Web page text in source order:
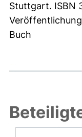
Stuttgart. ISBN
Buch